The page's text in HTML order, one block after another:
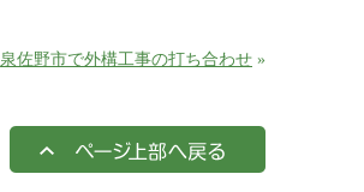
泉佐野市で外構工事の打ち合わせ »